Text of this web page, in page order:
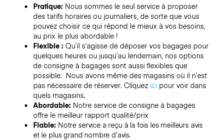
Pratique: Nous sommes le seul service à proposer
des tarifs horaires ou journaliers, de sorte que vous
pouvez choisir ce qui répond le mieux à vos besoins,
au prix le plus abordable !
Flexible : Qu’il s’agisse de déposer vos bagages pour
quelques heures ou jusqu’au lendemain, nos options
de consigne à bagages sont aussi flexibles que
possible. Nous avons même des magasins où il n’est
pas nécessaire de réserver. Cliquez icipour voir dans
quels magasins.
Abordable: Notre service de consigne à bagages
offre le meilleur rapport qualité/prix
Fiable: Notre service a reçu à la fois les meilleurs avis
et le plus grand nombre d’avis.